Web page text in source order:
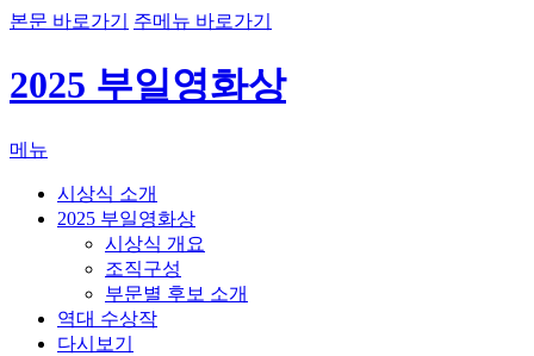
본문 바로가기 주메뉴 바로가기
2025 부일영화상
메뉴
시상식 소개
2025 부일영화상
시상식 개요
조직구성
부문별 후보 소개
역대 수상작
다시보기